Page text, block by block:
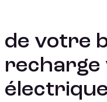
de votre
recharge